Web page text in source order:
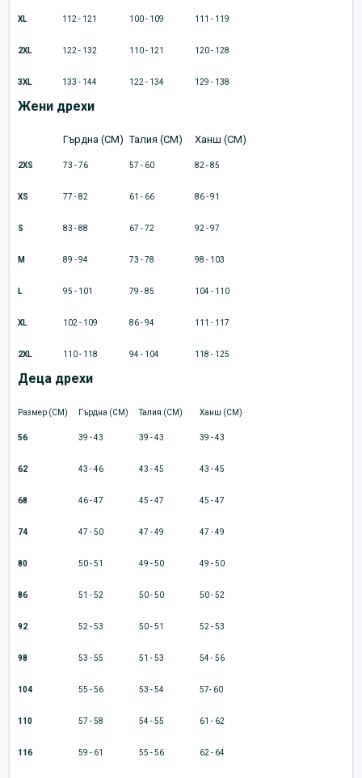
XL 112 - 121 100 - 109 111 - 119
2XL 122 - 132 110 - 121 120 - 128
3XL 133 - 144 122 - 134 129 - 138
Жени дрехи
Гърдна (CM) Талия (CM) Ханш (CM)
2XS 73 - 76 57 - 60 82 - 85
XS 77 - 82 61 - 66 86 - 91
S 83 - 88 67 - 72 92 - 97
M 89 - 94 73 - 78 98 - 103
L 95 - 101 79 - 85 104 - 110
XL 102 - 109 86 - 94 111 - 117
2XL 110 - 118 94 - 104 118 - 125
Деца дрехи
Размер (CM) Гърдна (CM) Талия (CM) Ханш (CM)
56 39 - 43 39 - 43 39 - 43
62 43 - 46 43 - 45 43 - 45
68 46 - 47 45 - 47 45 - 47
74 47 - 50 47 - 49 47 - 49
80 50 - 51 49 - 50 49 - 50
86 51 - 52 50 - 50 50 - 52
92 52 - 53 50 - 51 52 - 53
98 53 - 55 51 - 53 54 - 56
104 55 - 56 53 - 54 57- 60
110 57 - 58 54 - 55 61 - 62
116 59 - 61 55 - 56 62 - 64